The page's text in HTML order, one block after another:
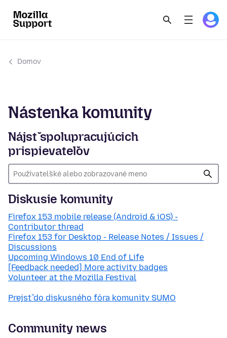
Domov
Nástenka komunity
Nájsť spolupracujúcich
prispievateľov
Diskusie komunity
Firefox 153 mobile release (Android & iOS) -
Contributor thread
Firefox 153 for Desktop - Release Notes / Issues /
Discussions
Upcoming Windows 10 End of Life
[Feedback needed] More activity badges
Volunteer at the Mozilla Festival
Prejsť do diskusného fóra komunity SUMO
Community news